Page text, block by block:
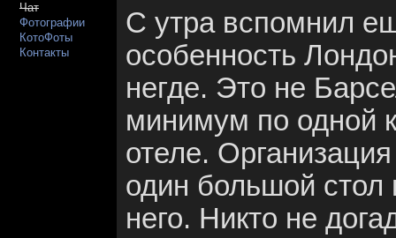
Чат
Фотографии
КотоФоты
Контакты
С утра вспомнил
особенность
негде. Это не
минимум по одной
отеле.
один большой стол
него. Никто не